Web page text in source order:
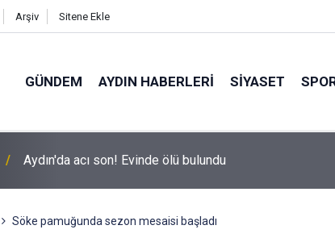
Arşiv Sitene Ekle
GÜNDEM AYDIN HABERLERI SIYASET
Büyükşehir’in Ağız ve Diş Sağlığı hizmeti vatandaşla
Söke pamuğunda sezon mesaisi başladı